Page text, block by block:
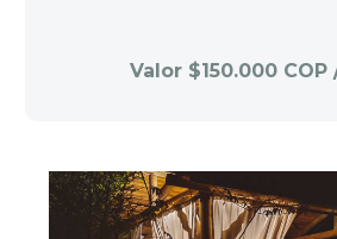
Valor $150.000 COP